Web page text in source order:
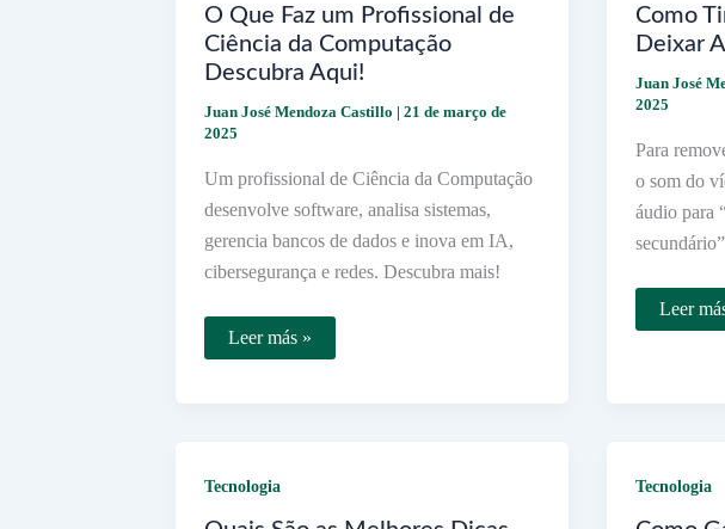
Fácil
O Que Faz um Profissional de
Ciência da Computação
Descubra Aqui!
Juan José Mendoza Castillo | 21 de março de
2025
Um profissional de Ciência da Computação
desenvolve software, analisa sistemas,
gerencia bancos de dados e inova em IA,
cibersegurança e redes. Descubra mais!
O
Que
Computação
Leer más »
Como
Deixar
Juan José
2025
Para
o som do
áudio para
Como
Tirar
o
Som
Leer
Tecnologia Tecnologia